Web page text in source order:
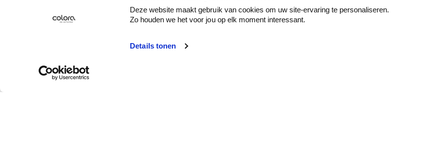
Deze website maakt gebruik van cookies om uw site-ervaring te personaliseren.
Zo houden we het voor jou op elk moment interessant.
Details tonen